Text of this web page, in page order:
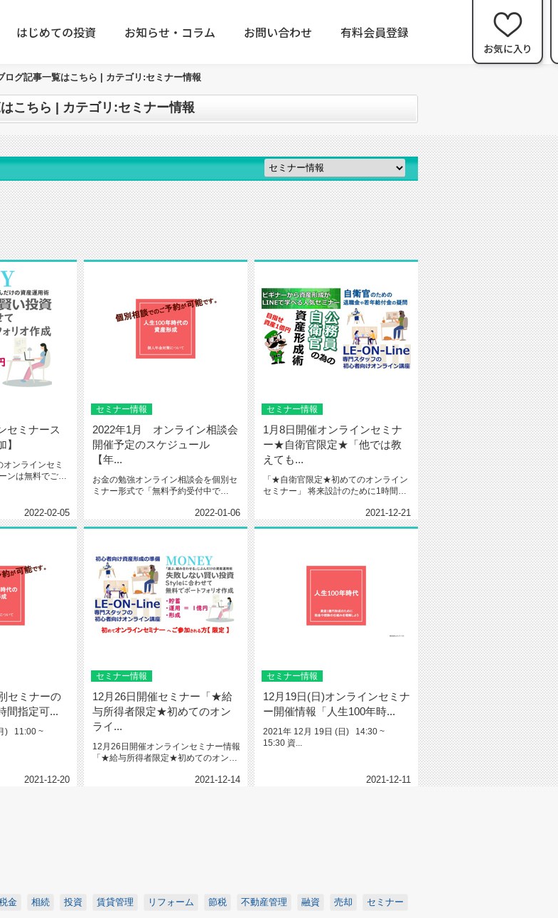
はじめての投資 お知らせ・コラム お問い合わせ 有料会員登録
ログ記事一覧はこちら | カテゴリ:セミナー情報
こちら | カテゴリ:セミナー情報
セミナース
ンラインセミ
ンは無料でご予
2022-02-05
セミナー情報
2022年1月 オンライン相談会
開催予定のスケジュール
【年...
お金の勉強オンライン相談会を個別セ
ミナー形式で「無料予約受付中で
2022-01-06
セミナー情報
1月8日開催オンラインセミナ
ー★自衛官限定★「他では教
えても...
「★自衛官限定★初めてのオンライン
セミナー」 将来設計のために1時間つ
2021-12-21
セミナーの
間指定可...
) 11:00 ~
2021-12-20
セミナー情報
12月26日開催セミナー「★給
与所得者限定★初めてのオン
ライ...
12月26日開催オンラインセミナー情報
「★給与所得者限定★初めてのオンラ
2021-12-14
セミナー情報
12月19日(日)オンラインセミナ
ー開催情報「人生100年時...
2021年 12月 19日 (日) 14:30 ~
15:30 資...
2021-12-11
金 相続 投資 賃貸管理 リフォーム 節税 不動産管理 融資 売却 セミナー